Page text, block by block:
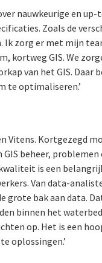
nauwkeurige en
Zoals de
zorg er met mijn
kortweg GIS. We
van het GIS. Daar
te optimaliseren.’
Vitens. Kortgezegd
beheer,
is een
Van data-
grote bak aan data.
binnen het
op. Het is een
oplossingen.’